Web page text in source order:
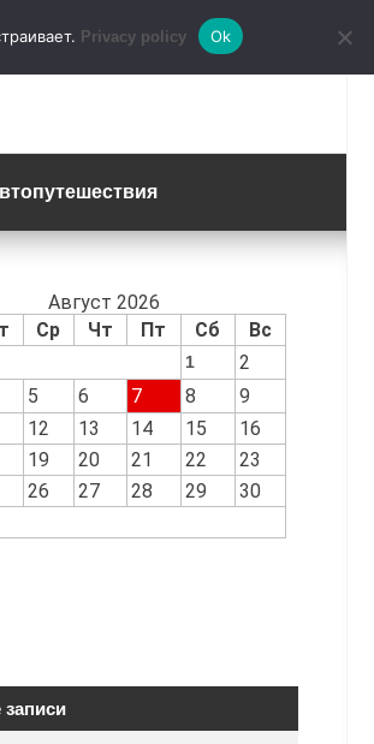
Август 2026
Ср Чт Пт Сб Вс
1
2
5 6 7 8
9
12 13 14 15
16
19 20 21 22
23
26 27 28 29
30
Privacy policy Ok